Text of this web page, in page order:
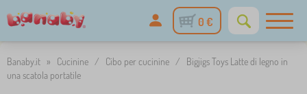
0 €
Banaby.it » Cucinine / Cibo per cucinine /
Bigjigs Toys Latte di legno in
una scatola portatile